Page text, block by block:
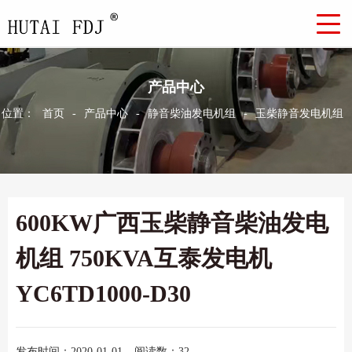
产品中心
位置： 首页 - 产品中心 - 静音柴油发电机组 - 玉柴静音发电机组
600KW广西玉柴静音柴油发电
机组 750KVA互泰发电机
YC6TD1000-D30